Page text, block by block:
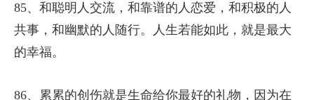
85、和聪明人交流，和靠谱的人恋爱，和积极的人
共事，和幽默的人随行。人生若能如此，就是最大
的幸福。
86、累累的创伤就是生命给你最好的礼物，因为在